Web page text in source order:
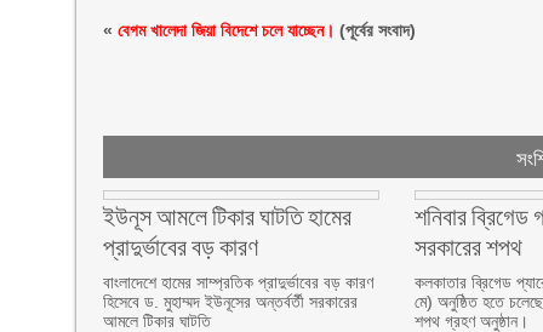
« বেগম খালেদা জিয়া বিদেশে চলে যাচ্ছেন। (পূর্বের সংবাদ)
ইউনূস আমলে টিকার ঘাটতি হামের
প্রাদুর্ভাবের বড় কারণ
বাংলাদেশে হামের সাম্প্রতিক প্রাদুর্ভাবের বড় কারণ
হিসেবে ড. মুহাম্মদ ইউনূসের অন্তর্বর্তী সরকারের
আমলে টিকার ঘাটতি
শনিবার ব্রিগেড
সরকারের শপথ
কলকাতার ব্রিগেড
মে) অনুষ্ঠিত হতে
শপথ গ্রহণ অনুষ্ঠান।